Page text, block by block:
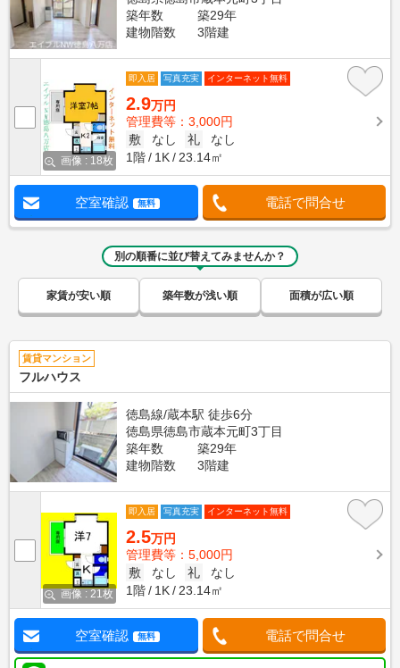
築年数
築29年
建物階数
3階建
画像 : 18枚
即入居 写真充実 インターネット無料
2.9万円
管理費等：3,000円
敷
なし 礼
なし
1階
1K 23.14㎡
空室確認 無料 電話で問合せ
別の順番に並び替えてみませんか？
家賃が安い順 築年数が浅い順 面積が広い順
賃貸マンション
フルハウス
徳島線/蔵本駅 徒歩6分
徳島県徳島市蔵本元町3丁目
築年数
築29年
建物階数
3階建
画像 : 21枚
即入居 写真充実 インターネット無料
2.5万円
管理費等：5,000円
敷
なし 礼
なし
1階
1K 23.14㎡
空室確認 無料 電話で問合せ